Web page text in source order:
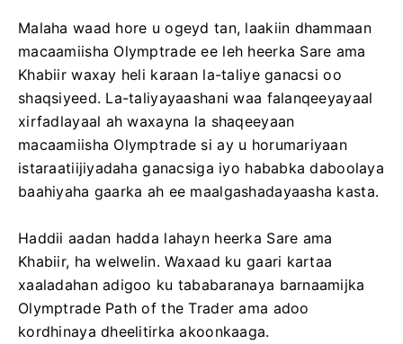
Malaha waad hore u ogeyd tan, laakiin dhammaan
macaamiisha Olymptrade ee leh heerka Sare ama
Khabiir waxay heli karaan la-taliye ganacsi oo
shaqsiyeed. La-taliyayaashani waa falanqeeyayaal
xirfadlayaal ah waxayna la shaqeeyaan
macaamiisha Olymptrade si ay u horumariyaan
istaraatiijiyadaha ganacsiga iyo hababka daboolaya
baahiyaha gaarka ah ee maalgashadayaasha kasta.
Haddii aadan hadda lahayn heerka Sare ama
Khabiir, ha welwelin. Waxaad ku gaari kartaa
xaaladahan adigoo ku tababaranaya barnaamijka
Olymptrade Path of the Trader ama adoo
kordhinaya dheelitirka akoonkaaga.